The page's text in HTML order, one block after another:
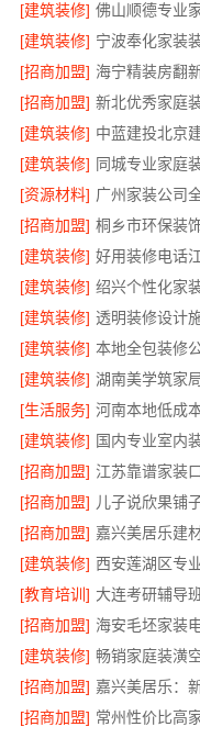
[建筑装修] 佛山顺德专业
[建筑装修] 宁波奉化家装
[招商加盟] 海宁精装房翻
[招商加盟] 新北优秀家庭
[建筑装修]
[建筑装修] 同城专业家庭
[资源材料] 广州家装公司
[招商加盟] 桐乡市环保装
[建筑装修] 好用装修电话
[建筑装修] 绍兴个性化家
[建筑装修]
[建筑装修] 本地全包装修
[建筑装修] 湖南美学筑家
[生活服务]
[建筑装修]
[招商加盟] 江苏靠谱家装
[招商加盟] 儿子说欣果铺
[招商加盟] 嘉兴美居乐建
[建筑装修]
[教育培训] 大连考研辅导
[招商加盟]
[建筑装修]
[招商加盟] 嘉兴美居乐：
[招商加盟]